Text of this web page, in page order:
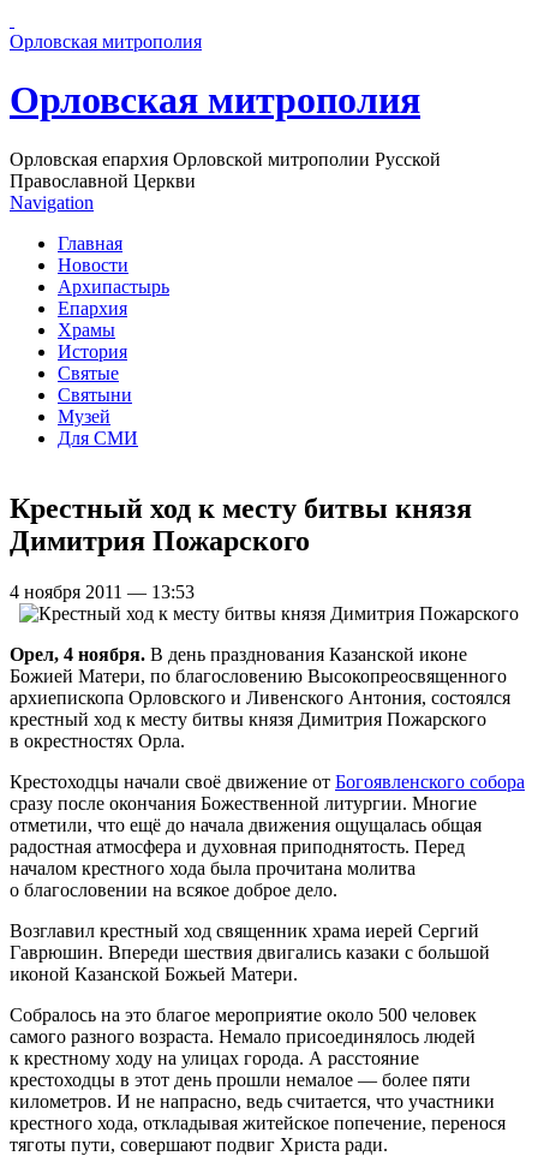
Орловская митрополия
Орловская митрополия
Орловская епархия Орловской митрополии Русской
Православной Церкви
Navigation
Главная
Новости
Архипастырь
Епархия
Храмы
История
Святые
Святыни
Музей
Для СМИ
Крестный ход к месту битвы князя
Димитрия Пожарского
4 ноября 2011 — 13:53
Орел, 4 ноября. В день празднования Казанской иконе
Божией Матери, по благословению Высокопреосвященного
архиепископа Орловского и Ливенского Антония, состоялся
крестный ход к месту битвы князя Димитрия Пожарского
в окрестностях Орла.
Крестоходцы начали своё движение от Богоявленского собора
сразу после окончания Божественной литургии. Многие
отметили, что ещё до начала движения ощущалась общая
радостная атмосфера и духовная приподнятость. Перед
началом крестного хода была прочитана молитва
о благословении на всякое доброе дело.
Возглавил крестный ход священник храма иерей Сергий
Гаврюшин. Впереди шествия двигались казаки с большой
иконой Казанской Божьей Матери.
Собралось на это благое мероприятие около 500 человек
самого разного возраста. Немало присоединялось людей
к крестному ходу на улицах города. А расстояние
крестоходцы в этот день прошли немалое — более пяти
километров. И не напрасно, ведь считается, что участники
крестного хода, откладывая житейское попечение, перенося
тяготы пути, совершают подвиг Христа ради.